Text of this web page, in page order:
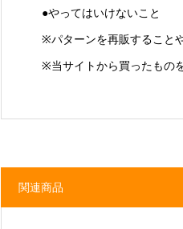
●やってはいけないこと
※パターンを再販すること
※当サイトから買ったもの
関連商品